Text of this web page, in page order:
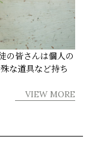
の皆さんは個人の
な道具など持ち
VIEW MORE